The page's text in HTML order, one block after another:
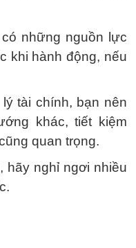
những nguồn lực
khi hành động, nếu
tài chính, bạn nên
khác, tiết kiệm
quan trọng.
hãy nghỉ ngơi nhiều